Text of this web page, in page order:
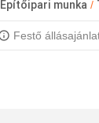
Építőipari munka /
Festő